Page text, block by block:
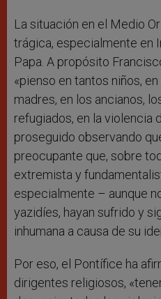
La situación en el Medio
trágica, especialmente en
Papa. A propósito
«pienso en tantos niños,
madres, en los ancianos,
refugiados, en la violencia
proseguido observando
preocupante que, sobre
extremista y
especialmente – aunque
yazidíes, hayan sufrido y
inhumana a causa de su
Por eso, el Pontífice ha
dirigentes religiosos,